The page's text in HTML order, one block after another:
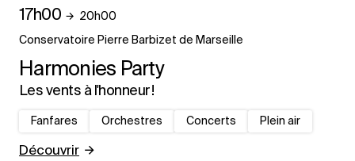
Harmonies Party
Les vents à l'honneur !
17h00 20h00
Conservatoire Pierre Barbizet de Marseille
Fanfares Orchestres Concerts Plein air
Découvrir